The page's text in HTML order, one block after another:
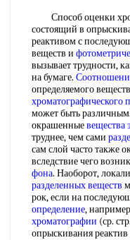
Способ оценки
состоящий в
реактивом с
веществ и
вызывает трудности,
на бумаге.
определяемого
хроматографического
может быть
окрашенныевещества
труднее, чем сами
сам слой часто также
вследствие чего
фона. Наоборот,
разделенных веществ
рок, если на
определение, например
хроматографии (ср.
опрыскивания реактив